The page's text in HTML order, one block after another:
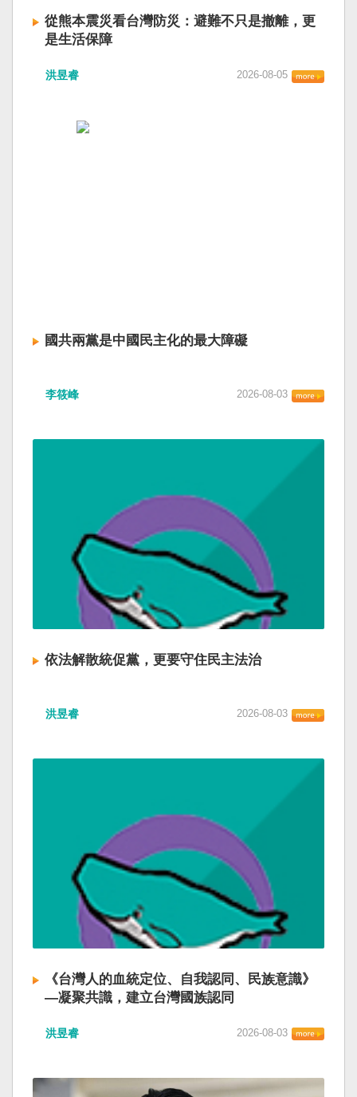
從熊本震災看台灣防災：避難不只是撤離，更
是生活保障
洪昱睿 2026-08-05
國共兩黨是中國民主化的最大障礙
李筱峰 2026-08-03
依法解散統促黨，更要守住民主法治
洪昱睿 2026-08-03
《台灣人的血統定位、自我認同、民族意識》
—凝聚共識，建立台灣國族認同
洪昱睿 2026-08-03